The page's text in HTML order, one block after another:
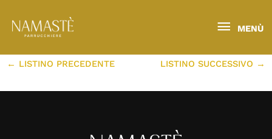
CONTENUTO
Menù
MENÙ
Di GILDA GHIRARDI
articoli
← LISTINO PRECEDENTE LISTINO SUCCESSIVO →